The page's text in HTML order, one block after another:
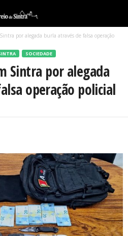
por alegada burla através de falsa operação
SOCIEDADE
Sintra por alegada
operação policial